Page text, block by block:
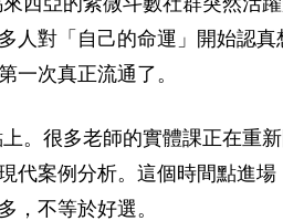
人對「自己的命運」開始認
一次真正流通了。
。很多老師的實體課正在重
代案例分析。這個時間點進
，不等於好選。